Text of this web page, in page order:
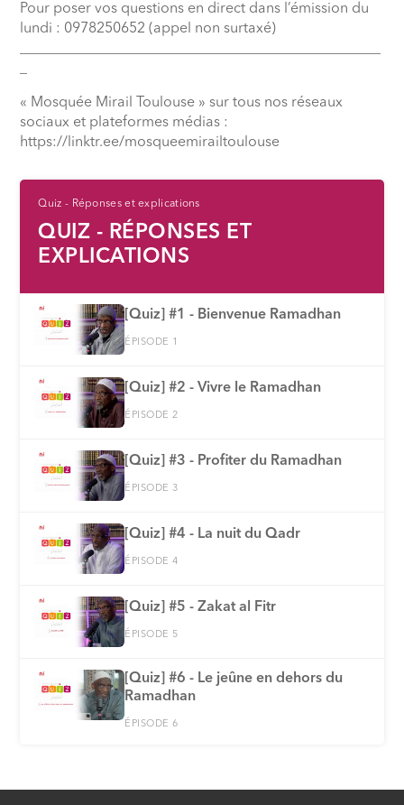
Pour poser vos questions en direct dans l’émission du
lundi : 0978250652 (appel non surtaxé)
« Mosquée Mirail Toulouse » sur tous nos réseaux
sociaux et plateformes médias :
⁠https://linktr.ee/mosqueemirailtoulouse
Quiz - Réponses et explications
QUIZ - RÉPONSES ET
EXPLICATIONS
[Quiz] #1 - Bienvenue Ramadhan
ÉPISODE 1
[Quiz] #2 - Vivre le Ramadhan
ÉPISODE 2
[Quiz] #3 - Profiter du Ramadhan
ÉPISODE 3
[Quiz] #4 - La nuit du Qadr
ÉPISODE 4
[Quiz] #5 - Zakat al Fitr
ÉPISODE 5
[Quiz] #6 - Le jeûne en dehors du
Ramadhan
ÉPISODE 6